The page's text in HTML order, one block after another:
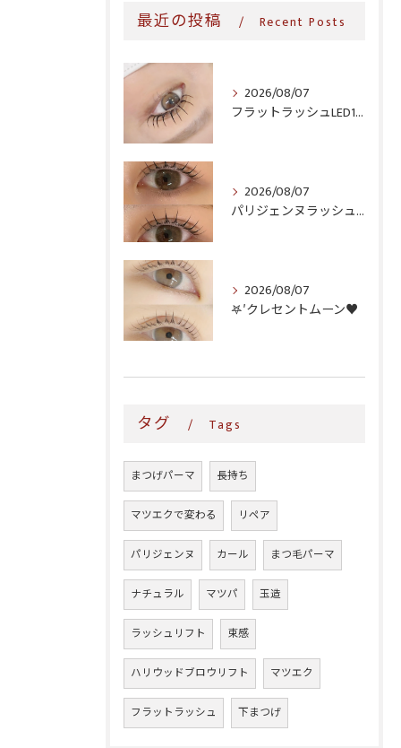
最近の投稿 Recent Posts
2026/08/07
フラットラッシュLED100本＆ヘルシー‎🤍
2026/08/07
パリジェンヌラッシュリフト♪
2026/08/07
𖤐′クレセントムーン♥️
タグ Tags
まつげパーマ 長持ち
マツエクで変わる リペア
パリジェンヌ カール まつ毛パーマ
ナチュラル マツパ 玉造
ラッシュリフト 束感
ハリウッドブロウリフト マツエク
フラットラッシュ 下まつげ